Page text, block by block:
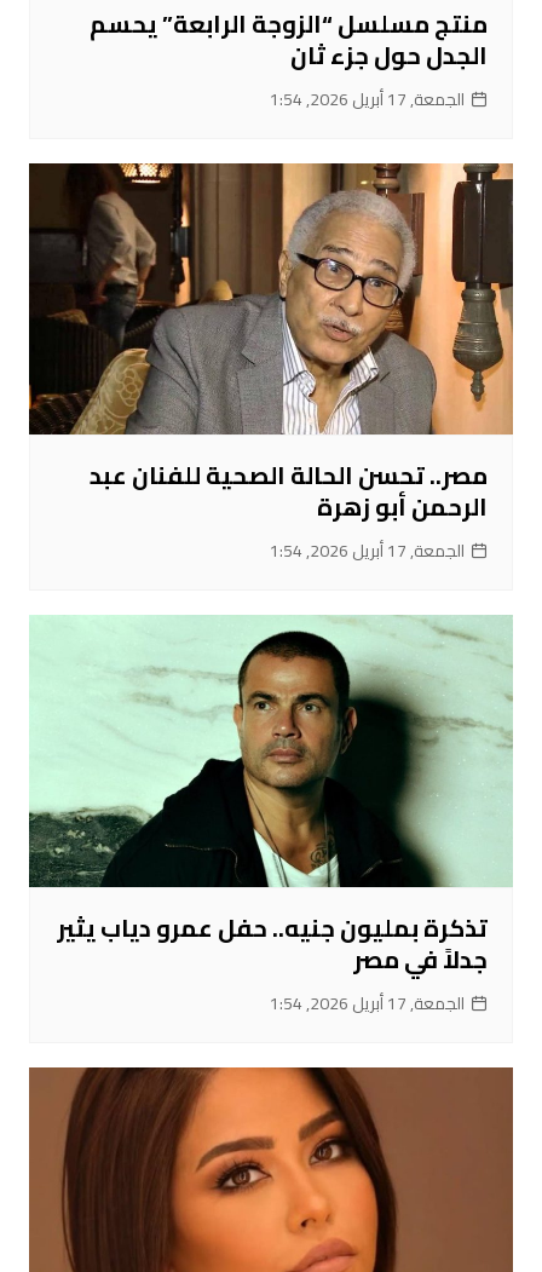
منتج مسلسل “الزوجة الرابعة” يحسم
الجدل حول جزء ثان
الجمعة, 17 أبريل 2026, 1:54
مصر.. تحسن الحالة الصحية للفنان عبد
الرحمن أبو زهرة
الجمعة, 17 أبريل 2026, 1:54
تذكرة بمليون جنيه.. حفل عمرو دياب يثير
جدلاً في مصر
الجمعة, 17 أبريل 2026, 1:54